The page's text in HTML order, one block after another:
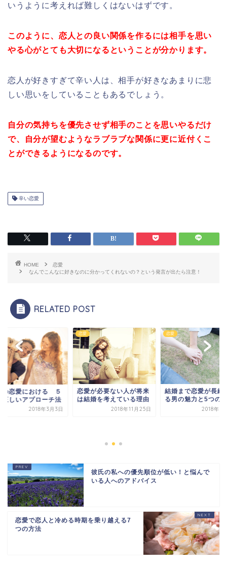
いうように考えれば難しくはないはずです。
このように、恋人との良い関係を作るには相手を思い
やる心がとても大切になるということが分かります。
恋人が好きすぎて辛い人は、相手が好きなあまりに悲
しい思いをしていることもあるでしょう。
自分の気持ちを優先させず相手のことを思いやるだけ
で、自分が望むようなラブラブな関係に更に近付くこ
とができるようになるのです。
辛い恋愛
HOME
恋愛
なんでこんなに好きなのに分かってくれないの？という発言が出たら注意！
RELATED POST
における ５
アプローチ法
2018年3月3日
恋愛が必要ない人が将来
は結婚を考えている理由
2018年11月25日
恋愛
結婚まで恋愛が長続きす
る男の魅力と5つの秘訣
2018年3月19日
彼氏の私への優先順位が低い！と悩んで
いる人へのアドバイス
恋愛で恋人と冷める時期を乗り越える7
つの方法